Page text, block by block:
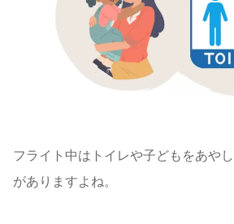
フライト中はトイレや子どもをあや
がありますよね。